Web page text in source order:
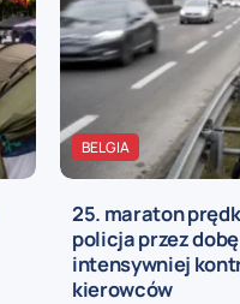
BELGIA
25. maraton
policja przez
intensywniej
kierowców